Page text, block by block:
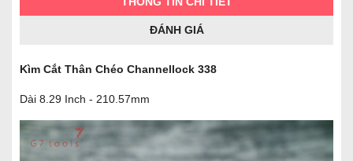
ĐÁNH GIÁ
Kìm Cắt Thân Chéo Channellock 338
Dài 8.29 Inch - 210.57mm